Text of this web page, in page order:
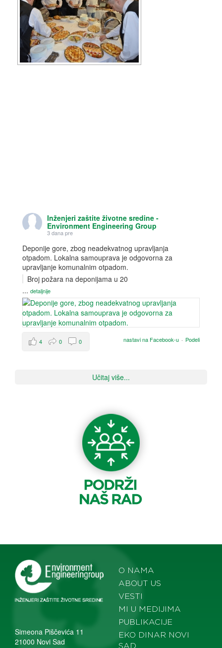
Inženjeri zaštite životne sredine -
Environment Engineering Group
3 dana pre
Deponije gore, zbog neadekvatnog upravljanja
otpadom. Lokalna samouprava je odgovorna za
upravljanje komunalnim otpadom.
Broj požara na deponijama u 20
... detaljnije
nastavi na Facebook-u · Podeli
4 0 0
Učitaj više...
Simeona Piščevića 11
21000 Novi Sad
O NAMA
ABOUT US
VESTI
MI U MEDIJIMA
PUBLIKACIJE
EKO DINAR NOVI
SAD